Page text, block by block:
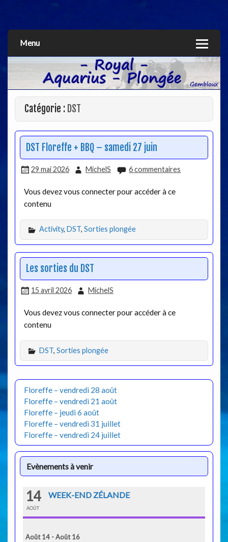
Menu
Catégorie : DST
DST Floreffe + BBQ – samedi 27 juin
29 mai 2026 MichelS 6 commentaires
Vous devez vous connecter pour accéder à ce
contenu
Activity, DST, Sorties plongée
Les sorties du DST
15 avril 2026 MichelS
Vous devez vous connecter pour accéder à ce
contenu
DST, Sorties plongée
Floreffe – vendredi 28 août
Floreffe – vendredi 21 août
Floreffe – jeudi 6 août
Floreffe – vendredi 31 juillet
Floreffe – vendredi 24 juillet
Evènements à venir
14
AOÛT
WEEK-END ZÉLANDE
Août 14 - Août 16